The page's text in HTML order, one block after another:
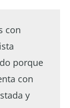
con
porque
con
y